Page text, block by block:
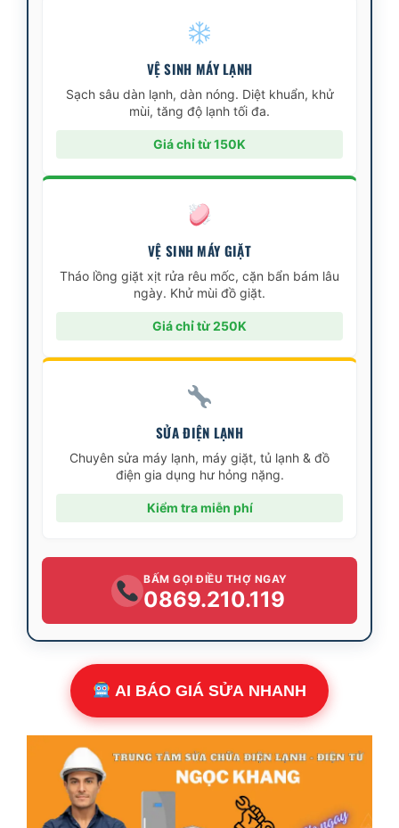
VỆ SINH MÁY LẠNH
Sạch sâu dàn lạnh, dàn nóng. Diệt khuẩn, khử
mùi, tăng độ lạnh tối đa.
Giá chỉ từ 150K
VỆ SINH MÁY GIẶT
Tháo lồng giặt xịt rửa rêu mốc, cặn bẩn bám lâu
ngày. Khử mùi đồ giặt.
Giá chỉ từ 250K
SỬA ĐIỆN LẠNH
Chuyên sửa máy lạnh, máy giặt, tủ lạnh & đồ
điện gia dụng hư hỏng nặng.
Kiểm tra miễn phí
BẤM GỌI ĐIỀU THỢ NGAY
0869.210.119
AI BÁO GIÁ SỬA NHANH